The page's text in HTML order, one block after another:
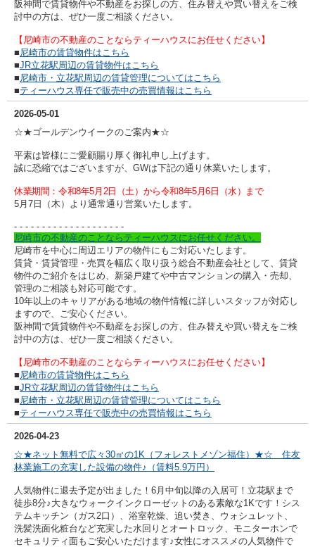
阪神間で賃貸物件や不動産をお探しの方、住み替えや買い替えをご検
討中の方は、ぜひ一度ご相談ください。
【尼崎市の不動産のことならティーハウスにお任せください】
■ 尼崎市の賃貸物件はこちら
■JR立花駅周辺の賃貸物件はこちら
■ 尼崎市・立花駅周辺の賃貸管理についてはこちら
■ティーハウス専任で販売中の売買情報はこちら
2026-05-01
☆★ゴールデンウイークのご案内★☆
平素は皆様にご愛顧賜り厚く御礼申し上げます。
誠に恐縮ではございますが、GWは下記の通り休業いたします。
休業期間：令和8年5月2日（土）から令和8年5月6日（水）まで
5月7日（木）より通常通り営業いたします。
- - - - - - - - - - - - - - - - - - - -
尼崎市の不動産のことならティーハウスにお任せください。
尼崎市を中心に周辺エリアの物件にもご対応いたします。
賃貸・賃貸管理・売買を幅広く取り扱う総合不動産会社として、賃貸
物件のご紹介をはじめ、新築戸建てや中古マンションの購入・売却、
管理のご相談も対応可能です。
10年以上のキャリアがある地域の物件情報に詳しいスタッフが対応し
ますので、ご安心ください。
阪神間で賃貸物件や不動産をお探しの方、住み替えや買い替えをご検
討中の方は、ぜひ一度ご相談ください。
【尼崎市の不動産のことならティーハウスにお任せください】
■ 尼崎市の賃貸物件はこちら
■JR立花駅周辺の賃貸物件はこちら
■ 尼崎市・立花駅周辺の賃貸管理についてはこちら
■ティーハウス専任で販売中の売買情報はこちら
2026-04-23
☆★ネット無料で広々30㎡の1K（フォレストメゾン福住）★☆ 住友
林業施工の充実した設備の物件♪（賃料5.9万円）
人気物件に退去予定が出ました！6月中旬以降の入居可！立花駅まで
徒歩8分♪大きなウォークインクローゼットのある素敵な1Kです！シス
テムキッチン（ガス2口）、浴室乾燥、追い焚き、ウォシュレット、
洗髪洗面化粧台など充実した水回りとオートロック、モニターホンで
セキュリティ面もご安心いただけます♪女性にオススメの人気物件で